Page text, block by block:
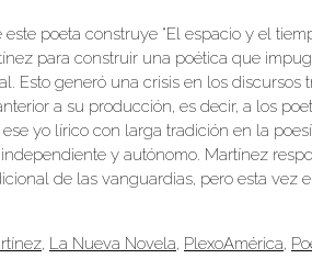
poeta construye “El espacio y el
para construir una poética que
Esto generó una crisis en los
a su producción, es decir, a los
yo lírico con larga tradición en la
y autónomo. Martínez
de las vanguardias, pero esta
, La Nueva Novela, PlexoAmérica,